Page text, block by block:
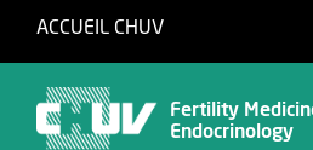
ACCUEIL CHUV
Français
Fertility
Endocrinology